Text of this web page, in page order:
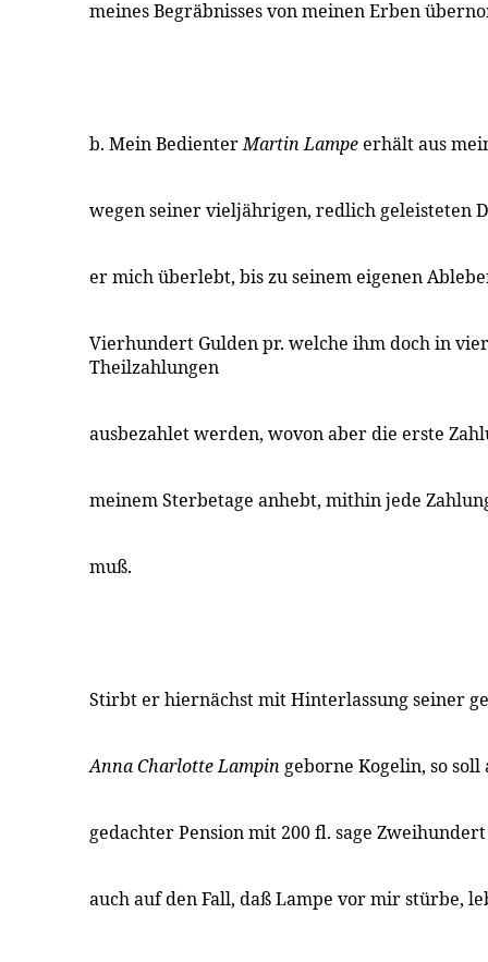
meines Begräbnisses von meinen Erben
b. Mein BedienterMartin Lampeerhält aus
wegen seiner vieljährigen, redlich geleisteten
er mich überlebt, bis zu seinem eigenen
Vierhundert Gulden pr. welche ihm doch in
Theilzahlungen
ausbezahlet werden, wovon aber die erste
meinem Sterbetage anhebt, mithin jede
muß.
Stirbt er hiernächst mit Hinterlassung seiner
Anna Charlotte Lampin geborne Kogelin, so
gedachter Pension mit 200 fl. sage
auch auf den Fall, daß Lampe vor mir stürbe,